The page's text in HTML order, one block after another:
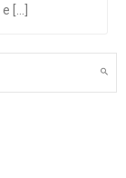
[...]